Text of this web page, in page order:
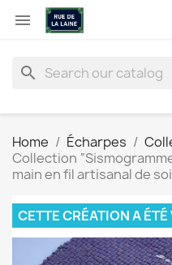

search
Home Écharpes
Collection
main en fil artisanal de
CETTE CRÉATION A ÉTÉ